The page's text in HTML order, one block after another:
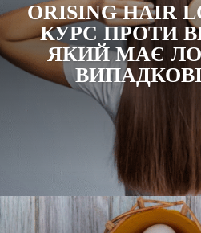
ORISING HAIR
КУРС ПРОТИ
ЯКИЙ МАЄ